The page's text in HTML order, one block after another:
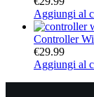
Aggiungi al
Controller
€29.99
Aggiungi al